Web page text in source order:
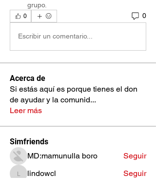
grupo.
0 0
Escribir un comentario...
Acerca de
Si estás aquí es porque tienes el don
de ayudar y la comunid...
Leer más
Simfriends
MD:mamunulla boro
Seguir
lindowcllindowcl Seguir